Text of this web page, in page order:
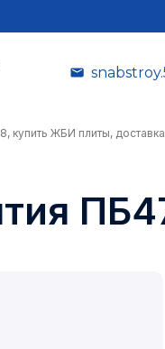
купить ЖБИ плиты,